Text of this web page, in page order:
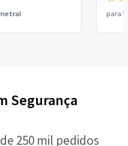
para
Segurança
250 mil pedidos